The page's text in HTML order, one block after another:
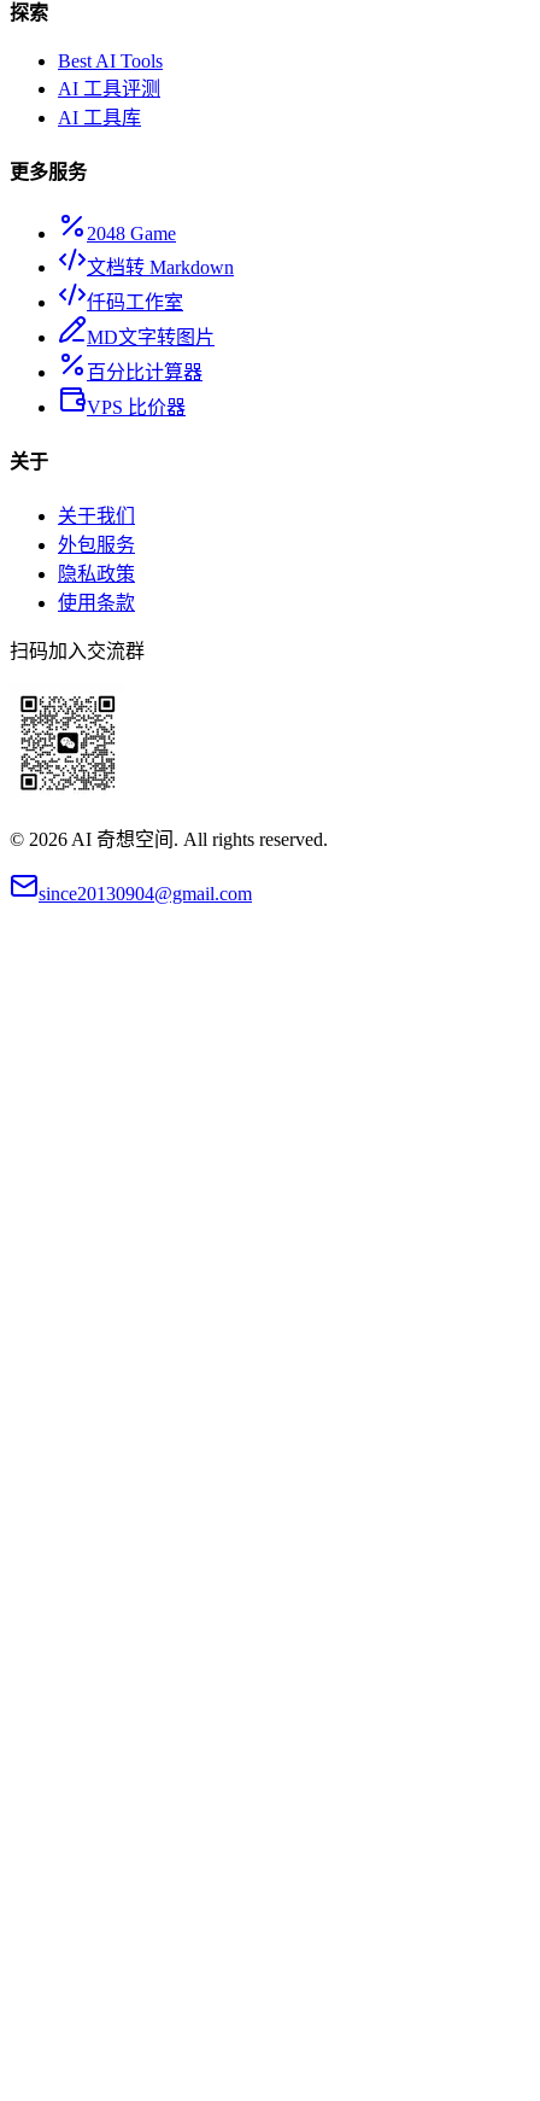
探索
Best AI Tools
AI 工具评测
AI 工具库
更多服务
2048 Game
文档转 Markdown
仟码工作室
MD文字转图片
百分比计算器
VPS 比价器
关于
关于我们
外包服务
隐私政策
使用条款
扫码加入交流群
© 2026 AI 奇想空间. All rights reserved.
since20130904@gmail.com